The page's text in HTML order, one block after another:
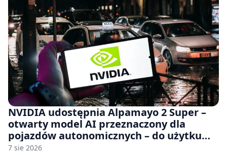
NVIDIA udostępnia Alpamayo 2 Super –
otwarty model AI przeznaczony dla
pojazdów autonomicznych – do użytku
komercyjnego
7 sie 2026